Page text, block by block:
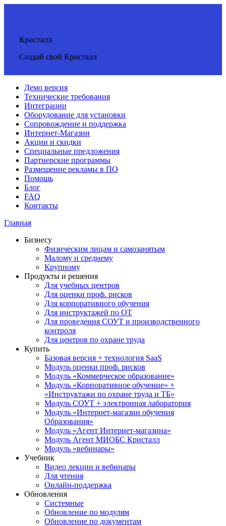
Кристалл
Создай свой Кристалл
Демо версия
Технические требования
Интеграции
Оборудование для установки
Сопровождение и поддержка
Интернет-Магазин
Акции и скидки
Специальные предложения
Партнерские программы
Размещение рекламы в ПО
Помощь
Блог
FAQ
Контакты
Главная
Бизнесу
Физическим лицам и самозанятым
Малому и среднему
Крупному
Продукты и решения
Для учебных центров
Для оценки проф. рисков
Для корпоративного обучения
Для инструктажей по ОТ
Для проведения СОУТ и производственного
контроля
Для центров по охране труда
Купить
Базовая версия + технология SaaS
Модуль оценки проф. рисков
Модуль «Коммерческое образование»
Модуль «Корпоративное обучение» +
«Инструктажи по охране труда и ТБ»
Модуль СОУТ + электронная лаборатория
Модуль «Интернет-магазин обучения
Образования»
Модуль «Агент Интернет-магазина»
Модуль Агент МИОБС Кристалл
Модуль «вебинары»
Учебник
Видео лекции и вебинары
Для чтения
Онлайн-поддержка
Обновления
Системные
Обновление по модулям
Обновление по документам